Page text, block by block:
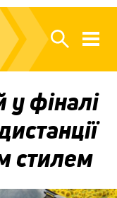
фіналі
стилем